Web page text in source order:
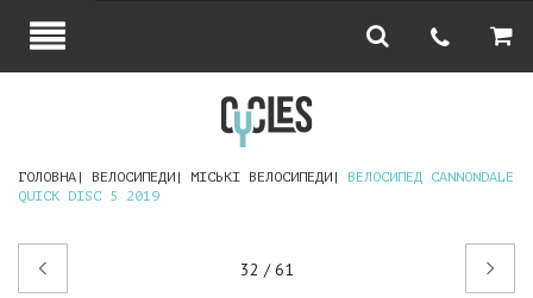
ГОЛОВНА ВЕЛОСИПЕДИ МІСЬКІ ВЕЛОСИПЕДИ
ВЕЛОСИПЕД CANNONDALE
QUICK DISC 5 2019
32 / 61
Наступний